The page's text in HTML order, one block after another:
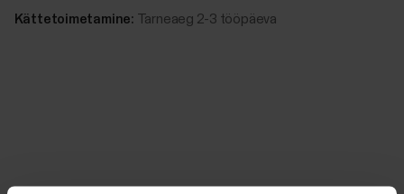
Kättetoimetamine: Tarneaeg 2-3 tööpäeva